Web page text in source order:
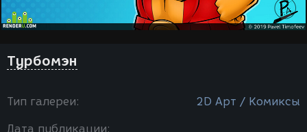
Турбомэн
Тип галереи: 2D Арт / Комиксы
Дата публикации: